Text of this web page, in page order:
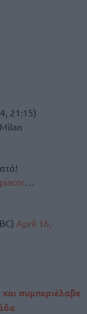
21:15)
_BC) April 16,
συμπεριέλαβε